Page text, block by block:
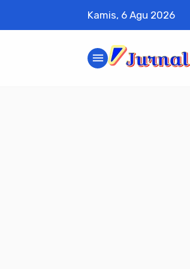
Kamis, 6 Agu 2026
menu